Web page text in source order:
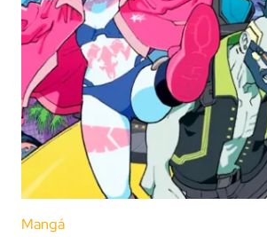
Mangá